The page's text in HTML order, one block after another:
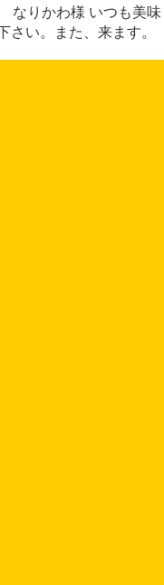
かわ様 いつも美味
い。また、来ます。